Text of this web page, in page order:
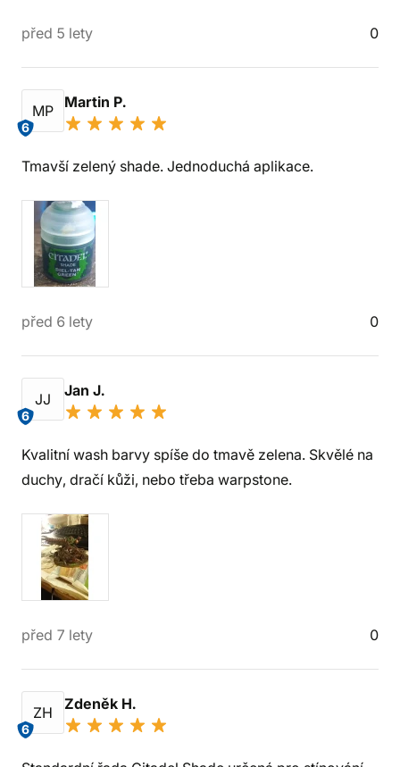
před 5 lety 0
MP
6
Martin P.
Tmavší zelený shade. Jednoduchá aplikace.
před 6 lety 0
JJ
6
Jan J.
Kvalitní wash barvy spíše do tmavě zelena. Skvělé na
duchy, dračí kůži, nebo třeba warpstone.
před 7 lety 0
ZH
6
Zdeněk H.